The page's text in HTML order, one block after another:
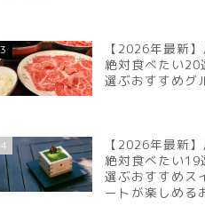
3
【2026年最新
絶対食べたい20
選ぶおすすめグ
4
【2026年最新
絶対食べたい19
選ぶおすすめス
ートが楽しめる